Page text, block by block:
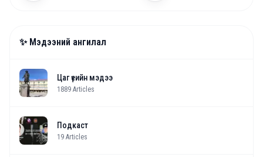
✨ Мэдээний ангилал
Цаг үеийн мэдээ
1889 Articles
Подкаст
19 Articles